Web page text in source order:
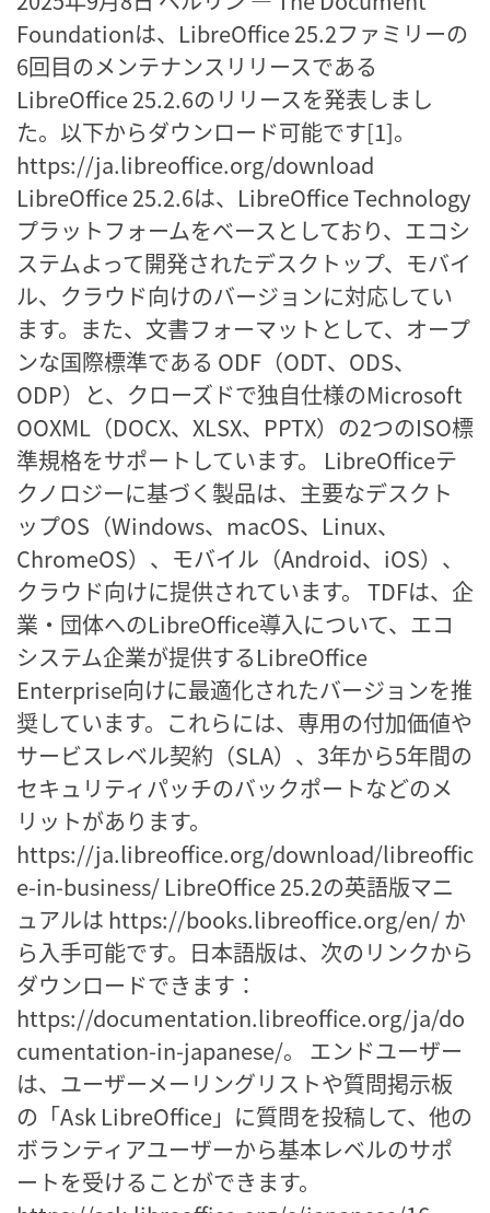
Foundationは、LibreOffice 25.2ファミリーの
6回目のメンテナンスリリースである
LibreOffice 25.2.6のリリースを発表しまし
た。以下からダウンロード可能です[1]。
https://ja.libreoffice.org/download
LibreOffice 25.2.6は、LibreOffice Technology
プラットフォームをベースとしており、エコシ
ステムよって開発されたデスクトップ、モバイ
ル、クラウド向けのバージョンに対応してい
ます。また、文書フォーマットとして、オープ
ンな国際標準である ODF（ODT、ODS、
ODP）と、クローズドで独自仕様のMicrosoft
OOXML（DOCX、XLSX、PPTX）の2つのISO標
準規格をサポートしています。 LibreOfficeテ
クノロジーに基づく製品は、主要なデスクト
ップOS（Windows、macOS、Linux、
ChromeOS）、モバイル（Android、iOS）、
クラウド向けに提供されています。 TDFは、企
業・団体へのLibreOffice導入について、エコ
システム企業が提供するLibreOffice
Enterprise向けに最適化されたバージョンを推
奨しています。これらには、専用の付加価値や
サービスレベル契約（SLA）、3年から5年間の
セキュリティパッチのバックポートなどのメ
リットがあります。
https://ja.libreoffice.org/download/libreoffic
e-in-business/ LibreOffice 25.2の英語版マニ
ュアルは https://books.libreoffice.org/en/ か
ら入手可能です。日本語版は、次のリンクから
ダウンロードできます：
https://documentation.libreoffice.org/ja/do
cumentation-in-japanese/。 エンドユーザー
は、ユーザーメーリングリストや質問掲示板
の「Ask LibreOffice」に質問を投稿して、他の
ボランティアユーザーから基本レベルのサポ
ートを受けることができます。